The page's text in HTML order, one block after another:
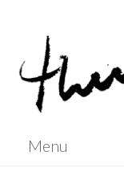
Menu